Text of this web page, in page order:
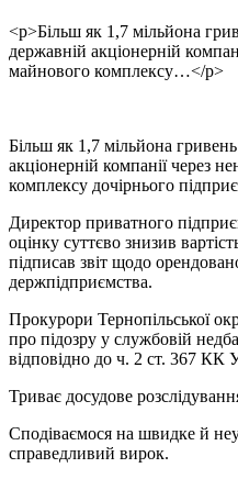
<p>Більш як 1,7 мільйона
державній акціонерній
майнового комплексу…</p>
Більш як 1,7 мільйона
акціонерній компанії через
комплексу дочірнього
Директор приватного
оцінку суттєво знизив
підписав звіт щодо
держпідприємства.
Прокурори Тернопільської
про підозру у службовій
відповідно до ч. 2 ст. 367 КК
Триває досудове
Сподіваємося на швидке й
справедливий вирок.